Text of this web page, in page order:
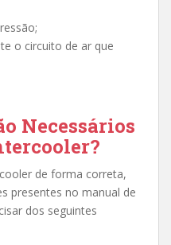
o circuito de ar que
Necessários
de forma correta,
presentes no manual de
dos seguintes